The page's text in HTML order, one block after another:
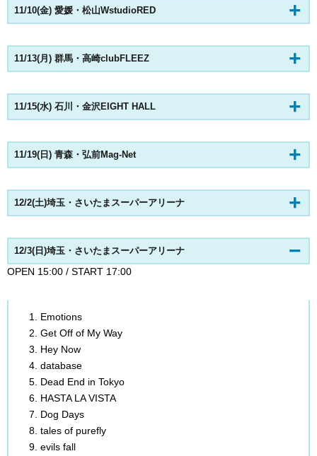
11/10(金) 愛媛・松山WstudioRED
11/13(月) 群馬・高崎clubFLEEZ
11/15(水) 石川・金沢EIGHT HALL
11/19(日) 青森・弘前Mag-Net
12/2(土)埼玉・さいたまスーパーアリーナ
12/3(日)埼玉・さいたまスーパーアリーナ
OPEN 15:00 / START 17:00
Emotions
Get Off of My Way
Hey Now
database
Dead End in Tokyo
HASTA LA VISTA
Dog Days
tales of purefly
evils fall